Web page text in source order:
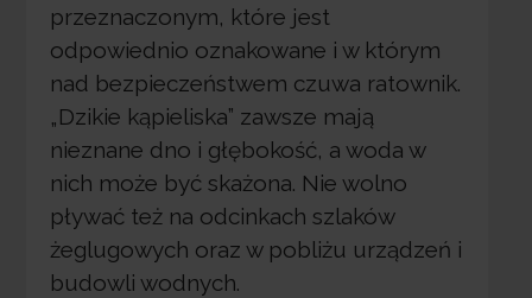
przeznaczonym, które jest
odpowiednio oznakowane i w którym
nad bezpieczeństwem czuwa ratownik.
„Dzikie kąpieliska” zawsze mają
nieznane dno i głębokość, a woda w
nich może być skażona. Nie wolno
pływać też na odcinkach szlaków
żeglugowych oraz w pobliżu urządzeń i
budowli wodnych.